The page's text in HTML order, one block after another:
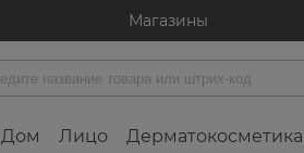
Магазины
Дом Лицо Дерматокосметика